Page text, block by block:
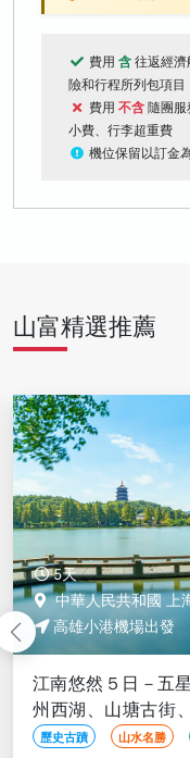
費用 含 往返經
險和行程所列包項目
費用 不含 隨團
小費、行李超重費
機位保留以訂金
山富精選推薦
、杭
-高
6天
中華人民
高雄小港
江南潮時
廣富林水
高雄出發(
世界遺產